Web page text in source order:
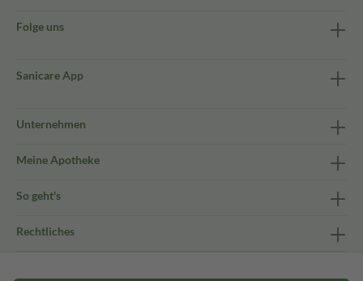
Folge uns
Sanicare App
Unternehmen
Meine Apotheke
So geht's
Rechtliches